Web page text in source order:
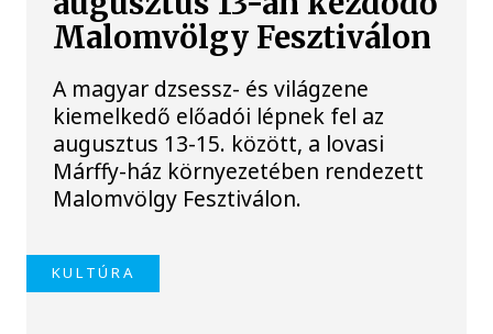
Malomvölgy Fesztiválon
A magyar dzsessz- és világzene
kiemelkedő előadói lépnek fel az
augusztus 13-15. között, a lovasi
Márffy-ház környezetében rendezett
Malomvölgy Fesztiválon.
KULTÚRA